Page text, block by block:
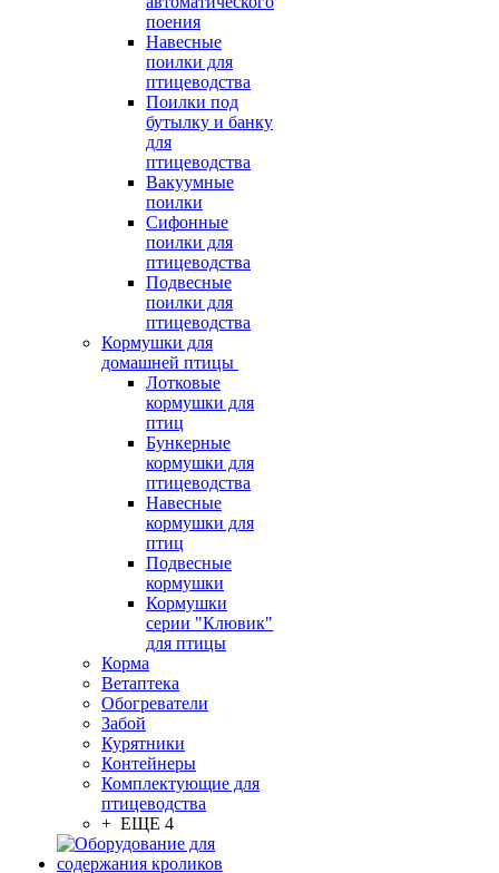
поения
Навесные
поилки для
птицеводства
Поилки под
бутылку и банку
для
птицеводства
Вакуумные
поилки
Сифонные
поилки для
птицеводства
Подвесные
поилки для
птицеводства
Кормушки для
домашней птицы
Лотковые
кормушки для
птиц
Бункерные
кормушки для
птицеводства
Навесные
кормушки для
птиц
Подвесные
кормушки
Кормушки
серии "Клювик"
для птицы
Корма
Ветаптека
Обогреватели
Забой
Курятники
Контейнеры
Комплектующие для
птицеводства
+ ЕЩЕ 4